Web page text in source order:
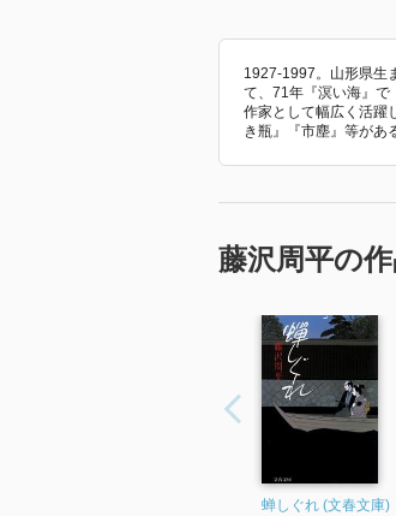
1927-1997。山形県生
て、71年『溟い海』で
作家として幅広く活躍
き瓶』『市塵』等があ
藤沢周平の
蝉しぐれ (文春文庫)